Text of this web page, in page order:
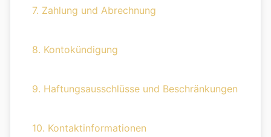
7. Zahlung und Abrechnung
8. Kontokündigung
9. Haftungsausschlüsse und Beschränkungen
10. Kontaktinformationen